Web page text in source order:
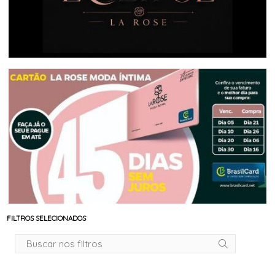
FILTROS SELECIONADOS